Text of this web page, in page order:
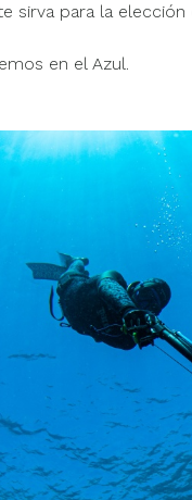
sirva para la
en el Azul.